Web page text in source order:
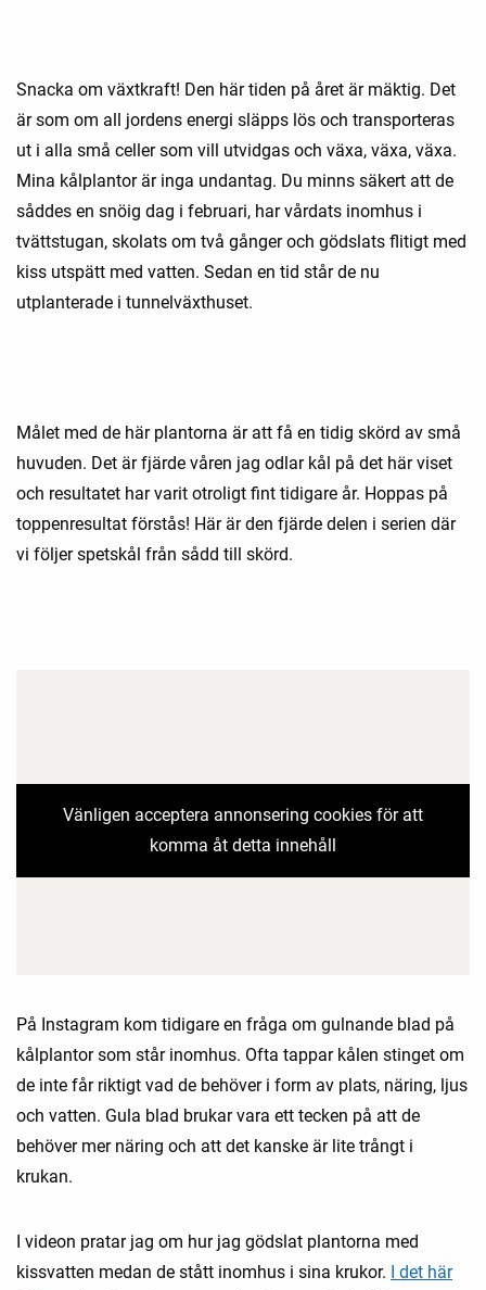
Snacka om växtkraft! Den här tiden på året är mäktig. Det
är som om all jordens energi släpps lös och transporteras
ut i alla små celler som vill utvidgas och växa, växa, växa.
Mina kålplantor är inga undantag. Du minns säkert att de
såddes en snöig dag i februari, har vårdats inomhus i
tvättstugan, skolats om två gånger och gödslats flitigt med
kiss utspätt med vatten. Sedan en tid står de nu
utplanterade i tunnelväxthuset.
Målet med de här plantorna är att få en tidig skörd av små
huvuden. Det är fjärde våren jag odlar kål på det här viset
och resultatet har varit otroligt fint tidigare år. Hoppas på
toppenresultat förstås! Här är den fjärde delen i serien där
vi följer spetskål från sådd till skörd.
Vänligen acceptera annonsering cookies för att
komma åt detta innehåll
På Instagram kom tidigare en fråga om gulnande blad på
kålplantor som står inomhus. Ofta tappar kålen stinget om
de inte får riktigt vad de behöver i form av plats, näring, ljus
och vatten. Gula blad brukar vara ett tecken på att de
behöver mer näring och att det kanske är lite trångt i
krukan.
I videon pratar jag om hur jag gödslat plantorna med
kissvatten medan de stått inomhus i sina krukor. I det här